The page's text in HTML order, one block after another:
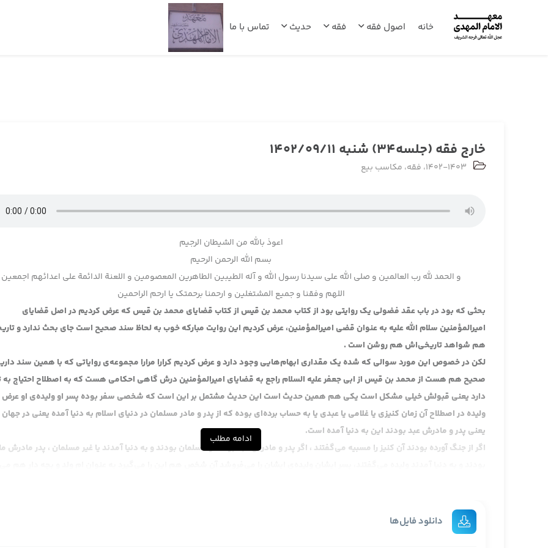
خانه اصول فقه فقه حدیث تماس با ما
خارج فقه (جلسه34) شنبه 1402/09/11
1402-1403، فقه، مکاسب بیع
اعوذ بالله من الشیطان الرجیم
بسم الله الرحمن الرحیم
و الحمد لله رب العالمین و صلی الله علی سیدنا رسول الله و آله الطیبین الطاهرین المعصومین و اللعنة الدائمة علی اعدائهم اجمعین
اللهم وفقنا و جمیع المشتغلین و ارحمنا برحمتک یا ارحم الراحمین
بحثی که بود در باب عقد فضولی یک روایتی بود از کتاب محمد بن قیس از کتاب قضایای محمد بن قیس که عرض کردیم در اصل قضایای
امیرالمؤمنین سلام الله علیه به عنوان قضی امیرالمؤمنین، عرض کردیم این روایت مبارکه خوب به لحاظ سند صحیح است جای بحث ندارد و
هم شواهد تاریخی‌اش هم روشن است .
لکن در خصوص این مورد سوالی که شده یک مقداری ابهام‌هایی وجود دارد و عرض کردیم کرارا مرارا مجموعه‌ی روایاتی که با همین سند
صحیح هم هست از محمد بن قیس از ابی جعفر علیه السلام راجع به قضایای امیرالمؤمنین درش گاهی احکامی هست که به اصطلاح احتیاج به
دارد یعنی قبولش خیلی مشکل است یکی هم همین حدیث است این حدیث مشتمل بر این است که شخصی سفر بوده پسر او ولیده‌ی او عرض
ولیده در اصطلاح آن زمان کنیزی یا غلامی یا عبدی یا به حساب برده‌ای بوده که از پدر و مادر مسلمان در دنیای اسلام به دنیا آمده یعنی در جهان
یعنی پدر و مادرش عبد بودند این به دنیا آمده است.
اگر از جنگ آورده بودند آن کنیز را مسبیه می‌گفتند ، اگر پدر و مادرش عبد بودند و مسلمان بودند و به دنیا آمدند یا غیر مسلمان ، پدر مادرش
چون آن بچه تا قبل از این حر بود به خاطر این که پدرش این دومی که خریده پدرش حر است حر بود اما چون انکار بیع شده برمی‌گردد بچه باز دو
عبد می‌شود برمی‌گردد باز به حالت عبودیت ، یاخذ ولیدته وابنها بعد هم آن شخص اشکال می‌کند یا امیرالمؤمنین این پسر من است این بچه‌ی
ادامه مطلب
دانلود فایل‌ها